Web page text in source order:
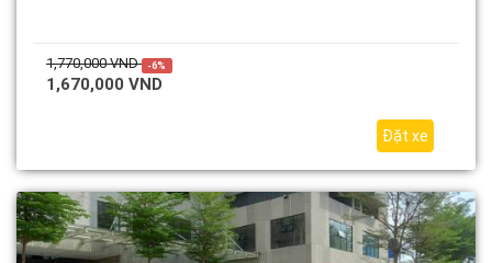
1,770,000 VND -6%
1,670,000 VND
Đặt xe